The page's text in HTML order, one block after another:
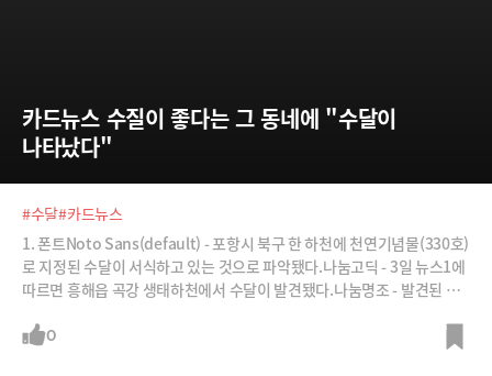
카드뉴스 수질이 좋다는 그 동네에 "수달이
나타났다"
#수달#카드뉴스
1. 폰트Noto Sans(default) - 포항시 북구 한 하천에 천연기념물(330호)
로 지정된 수달이 서식하고 있는 것으로 파악됐다.나눔고딕 - 3일 뉴스1에
따르면 흥해읍 곡강 생태하천에서 수달이 발견됐다.나눔명조 - 발견된 수
텍스트 크기Small - 포항시 북구 한 하천에 천연기념물(330호)로 지정된
0